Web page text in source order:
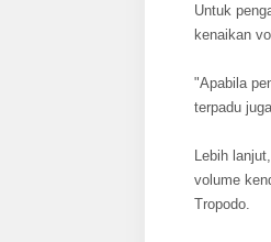
Untuk
kenaikan
"Apabila
terpadu
Lebih
volume
Tropodo.